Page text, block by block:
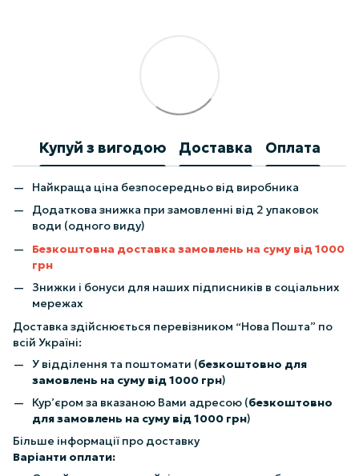
Купуй з вигодою Доставка Оплата
Найкраща ціна безпосередньо від виробника
Додаткова знижка при замовленні від 2 упаковок
води (одного виду)
Безкоштовна доставка замовлень на суму від 1000
грн
Знижки і бонуси для наших підписників в соціальних
мережах
Доставка здійснюється перевізником “Нова Пошта” по
всій Україні:
У відділення та поштомати (безкоштовно для
замовлень на суму від 1000 грн)
Кур’єром за вказаною Вами адресою (безкоштовно
для замовлень на суму від 1000 грн)
Більше інформації про доставку
Варіанти оплати: